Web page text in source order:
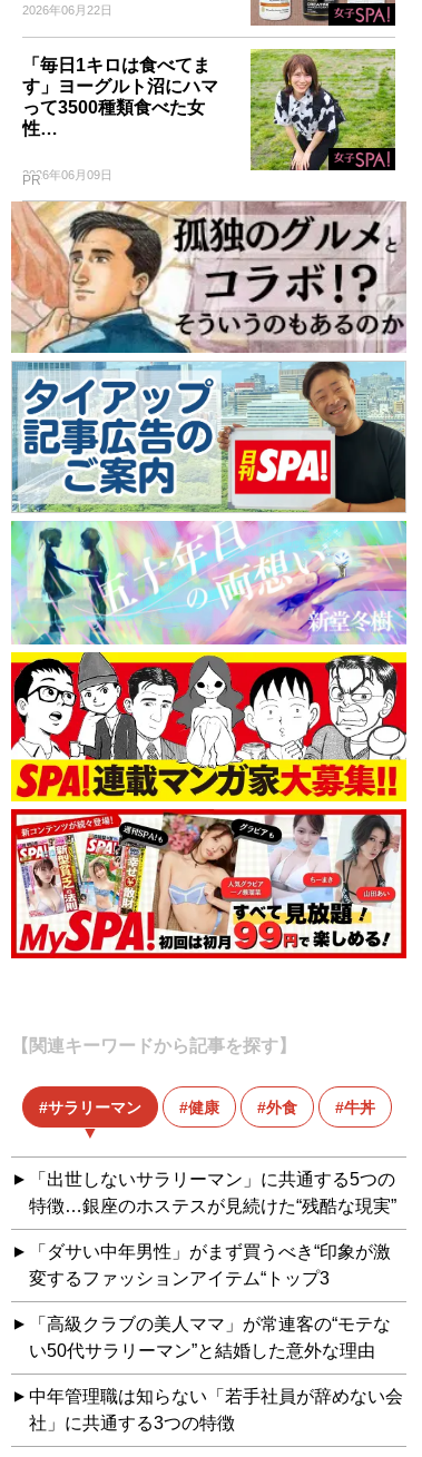
2026年06月22日
「毎日1キロは食べてま
す」ヨーグルト沼にハマ
って3500種類食べた女
性…
2026年06月09日
PR
【関連キーワードから記事を探す】
サラリーマン 健康 外食 牛丼
「出世しないサラリーマン」に共通する5つの
特徴…銀座のホステスが見続けた“残酷な現実”
「ダサい中年男性」がまず買うべき“印象が激
変するファッションアイテム“トップ3
「高級クラブの美人ママ」が常連客の“モテな
い50代サラリーマン”と結婚した意外な理由
中年管理職は知らない「若手社員が辞めない会
社」に共通する3つの特徴